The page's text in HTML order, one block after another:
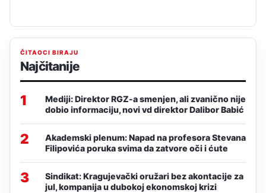
ČITAOCI BIRAJU
Najčitanije
1
Mediji: Direktor RGZ-a smenjen, ali zvanično nije
dobio informaciju, novi vd direktor Dalibor Babić
2
Akademski plenum: Napad na profesora Stevana
Filipovića poruka svima da zatvore oči i ćute
3
Sindikat: Kragujevački oružari bez akontacije za
jul, kompanija u dubokoj ekonomskoj krizi